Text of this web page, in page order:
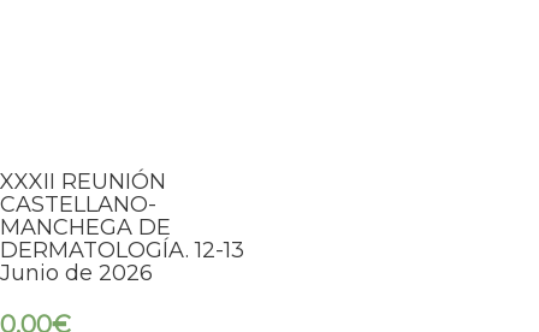
XXXII REUNIÓN
CASTELLANO-
MANCHEGA DE
DERMATOLOGÍA. 12-13
Junio de 2026
0,00€